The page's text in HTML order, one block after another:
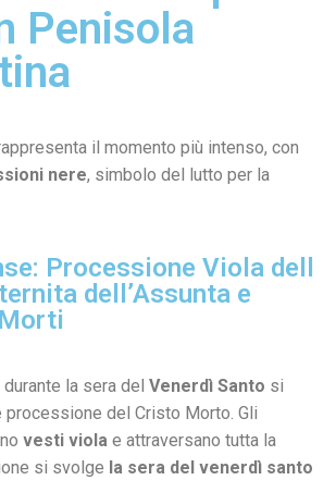
Penisola
il momento più intenso, con
nere, simbolo del lutto per la
Processione Viola dell
dell’Assunta e
durante la sera del Venerdì Santo si
del Cristo Morto. Gli
vesti viola e attraversano tutta la
si svolge la sera del venerdì santo